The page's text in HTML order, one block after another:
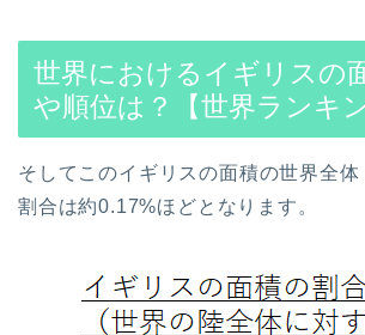
世界におけるイギリスの
や順位は？【世界ランキン
そしてこのイギリスの面積の世界全体
割合は約0.17%ほどとなります。